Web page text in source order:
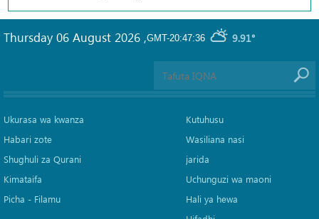
GMT-20:47:36 9.91°
Thursday 06 August 2026 ,
Ukurasa wa kwanza
Habari zote
Shughuli za Qurani
Kimataifa
Picha‎ - Filamu‎
Kutuhusu
Wasiliana nasi
jarida
Uchunguzi wa maoni
Hali ya hewa